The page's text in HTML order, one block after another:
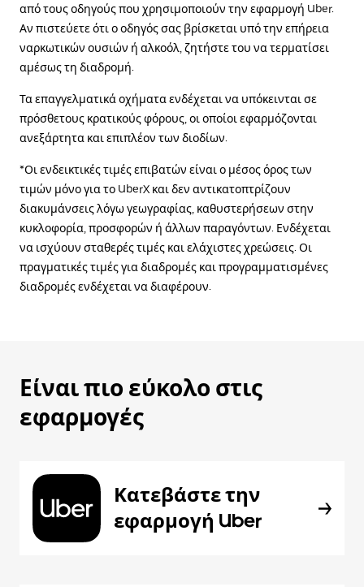
από τους οδηγούς που χρησιμοποιούν την εφαρμογή Uber.
Αν πιστεύετε ότι ο οδηγός σας βρίσκεται υπό την επήρεια
ναρκωτικών ουσιών ή αλκοόλ, ζητήστε του να τερματίσει
αμέσως τη διαδρομή.
Τα επαγγελματικά οχήματα ενδέχεται να υπόκεινται σε
πρόσθετους κρατικούς φόρους, οι οποίοι εφαρμόζονται
ανεξάρτητα και επιπλέον των διοδίων.
*Οι ενδεικτικές τιμές επιβατών είναι ο μέσος όρος των
τιμών μόνο για το UberX και δεν αντικατοπτρίζουν
διακυμάνσεις λόγω γεωγραφίας, καθυστερήσεων στην
κυκλοφορία, προσφορών ή άλλων παραγόντων. Ενδέχεται
να ισχύουν σταθερές τιμές και ελάχιστες χρεώσεις. Οι
πραγματικές τιμές για διαδρομές και προγραμματισμένες
διαδρομές ενδέχεται να διαφέρουν.
Είναι πιο εύκολο στις
εφαρμογές
Κατεβάστε την
εφαρμογή Uber